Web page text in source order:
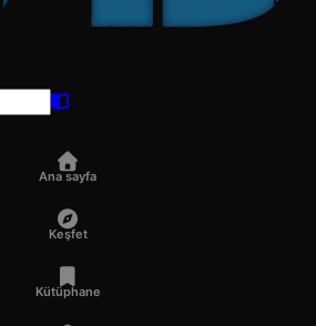
Ana sayfa
Keşfet
Kütüphane